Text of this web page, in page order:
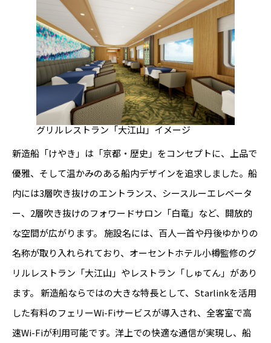
グリルレストラン「大江山」イメージ
新造船「けやき」は「京都・歴史」をコンセプトに、上品で
優雅、そして温かみのある船内デザインを追求しました。船
内には3層吹き抜けのエントランス、シースルーエレベータ
ー、2層吹き抜けのフォワードサロン「白竜」など、開放的
な空間が広がります。 施設名には、百人一首や丹後ゆかりの
名称が取り入れられており、オーセントホテル小樽監修のグ
リルレストラン「大江山」やレストラン「しゅてん」があり
ます。 新造船ならではの大きな特長として、Starlinkを活用
した有料のフェリーWi-Fiサービスが導入され、全客室で高
速Wi-Fiが利用可能です。洋上での快適な通信が実現し、船